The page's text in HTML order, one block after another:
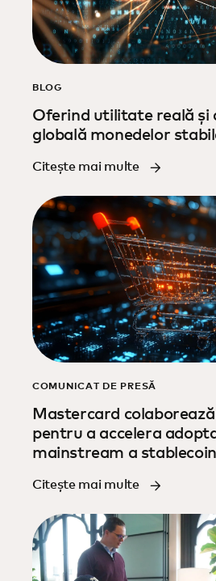
BLOG
Oferind utilitate reală și
globală monedelor
Citește mai multe
COMUNICAT DE PRESĂ
Mastercard
pentru a accelera
mainstream a
Citește mai multe